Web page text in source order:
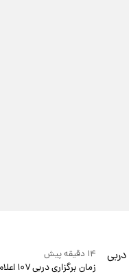
زمان برگزاری دربی ۱۰۷ اعلام شد؟